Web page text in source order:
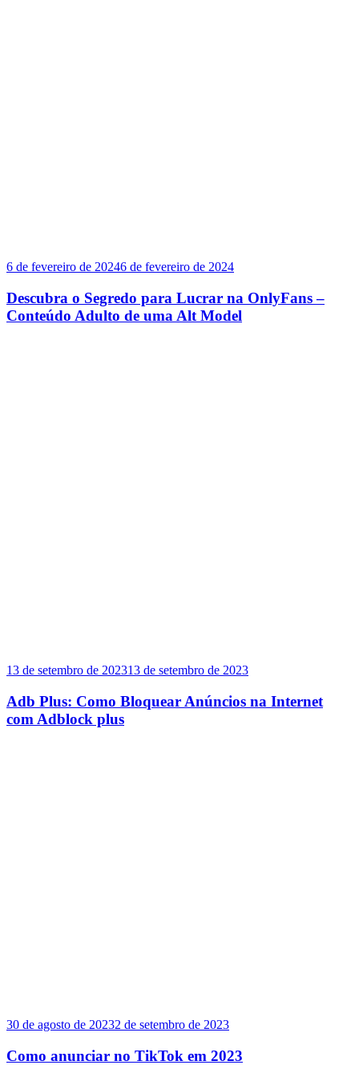
6 de fevereiro de 20246 de fevereiro de 2024
Descubra o Segredo para Lucrar na OnlyFans –
Conteúdo Adulto de uma Alt Model
13 de setembro de 202313 de setembro de 2023
Adb Plus: Como Bloquear Anúncios na Internet
com Adblock plus
30 de agosto de 20232 de setembro de 2023
Como anunciar no TikTok em 2023